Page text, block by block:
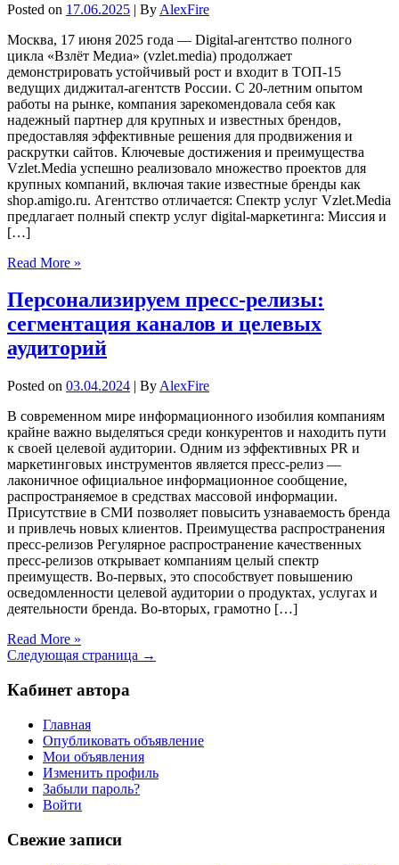
Posted on 17.06.2025 | By AlexFire
Москва, 17 июня 2025 года — Digital-агентство полного
цикла «Взлёт Медиа» (vzlet.media) продолжает
демонстрировать устойчивый рост и входит в ТОП-15
ведущих диджитал-агентств России. С 20-летним опытом
работы на рынке, компания зарекомендовала себя как
надежный партнер для крупных и известных брендов,
предоставляя эффективные решения для продвижения и
раскрутки сайтов. Ключевые достижения и преимущества
Vzlet.Media успешно реализовало множество проектов для
крупных компаний, включая такие известные бренды как
shop.amigo.ru. Агентство отличается: Спектр услуг Vzlet.Media
предлагает полный спектр услуг digital-маркетинга: Миссия и
[…]
Read More »
Персонализируем пресс-релизы:
сегментация каналов и целевых
аудиторий
Posted on 03.04.2024 | By AlexFire
В современном мире информационного изобилия компаниям
крайне важно выделяться среди конкурентов и находить пути
к своей целевой аудитории. Одним из эффективных PR и
маркетинговых инструментов является пресс-релиз —
лаконичное официальное информационное сообщение,
распространяемое в средствах массовой информации.
Присутствие в СМИ позволяет повысить узнаваемость бренда
и привлечь новых клиентов. Преимущества распространения
пресс-релизов Регулярное распространение качественных
пресс-релизов открывает компаниям целый спектр
преимуществ. Во-первых, это способствует повышению
осведомленности целевой аудитории о продуктах, услугах и
деятельности бренда. Во-вторых, грамотно […]
Read More »
Следующая страница →
Кабинет автора
Главная
Опубликовать объявление
Мои объявления
Изменить профиль
Забыли пароль?
Войти
Свежие записи